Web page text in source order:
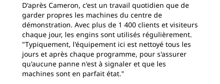
D'après Cameron, c'est un travail quotidien que de
garder propres les machines du centre de
démonstration. Avec plus de 1 400 clients et visiteurs
chaque jour, les engins sont utilisés régulièrement.
"Typiquement, l'équipement ici est nettoyé tous les
jours et après chaque programme, pour s'assurer
qu'aucune panne n'est à signaler et que les
machines sont en parfait état."